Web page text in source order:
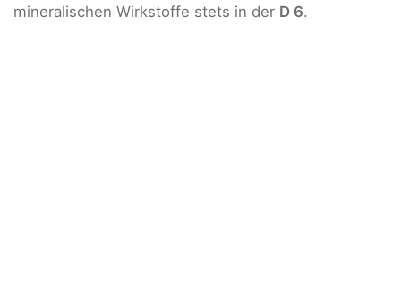
mineralischen Wirkstoffe stets in der D 6.